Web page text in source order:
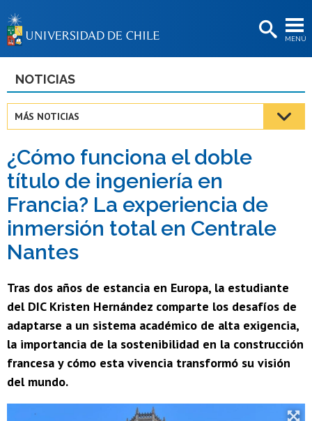
MENÚ
BIBLIOTECAS
Estudiantes
Académicas/os
Funcionarias/os
Egresadas/os
NOTICIAS
MÁS NOTICIAS
¿Cómo funciona el doble
título de ingeniería en
Francia? La experiencia de
inmersión total en Centrale
Nantes
Tras dos años de estancia en Europa, la estudiante
del DIC Kristen Hernández comparte los desafíos de
adaptarse a un sistema académico de alta exigencia,
la importancia de la sostenibilidad en la construcción
francesa y cómo esta vivencia transformó su visión
del mundo.